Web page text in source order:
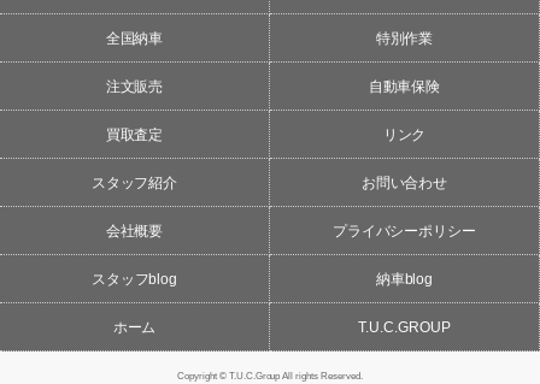
全国納車 特別作業
注文販売 自動車保険
買取査定 リンク
スタッフ紹介 お問い合わせ
会社概要 プライバシーポリシー
スタッフblog 納車blog
ホーム T.U.C.GROUP
Copyright © T.U.C.Group All rights Reserved.